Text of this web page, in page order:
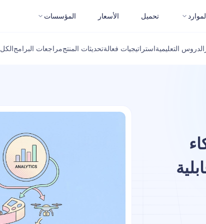
تحميل الأسعار المؤسسات
الدروس التعليميةاستراتيجيات فعالةتحديثات المنتجمراجعات البرامجالكل